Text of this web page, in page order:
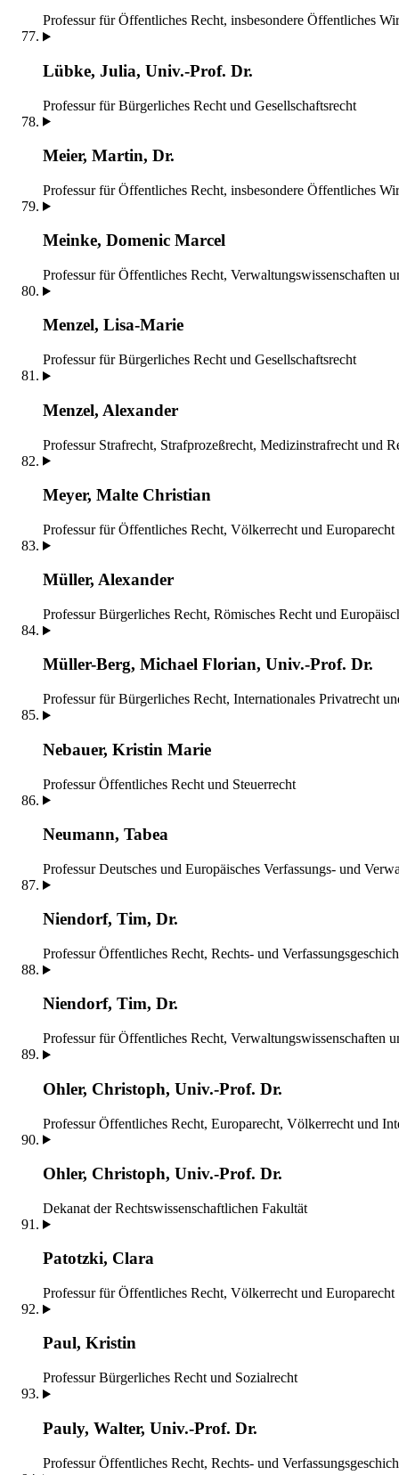
Professur für Öffentliches Recht, insbesondere Öffentliches
Lübke, Julia, Univ.-Prof. Dr.
Professur für Bürgerliches Recht und Gesellschaftsrecht
Meier, Martin, Dr.
Professur für Öffentliches Recht, insbesondere Öffentliches
Meinke, Domenic Marcel
Professur für Öffentliches Recht, Verwaltungswissenschaften
Menzel, Lisa-Marie
Professur für Bürgerliches Recht und Gesellschaftsrecht
Menzel, Alexander
Professur Strafrecht, Strafprozeßrecht, Medizinstrafrecht und
Meyer, Malte Christian
Professur für Öffentliches Recht, Völkerrecht und Europarecht
Müller, Alexander
Professur Bürgerliches Recht, Römisches Recht und
Müller-Berg, Michael Florian, Univ.-Prof. Dr.
Professur für Bürgerliches Recht, Internationales Privatrecht
Nebauer, Kristin Marie
Professur Öffentliches Recht und Steuerrecht
Neumann, Tabea
Professur Deutsches und Europäisches Verfassungs- und
Niendorf, Tim, Dr.
Professur Öffentliches Recht, Rechts- und
Niendorf, Tim, Dr.
Professur für Öffentliches Recht, Verwaltungswissenschaften
Ohler, Christoph, Univ.-Prof. Dr.
Professur Öffentliches Recht, Europarecht, Völkerrecht und
Ohler, Christoph, Univ.-Prof. Dr.
Dekanat der Rechtswissenschaftlichen Fakultät
Patotzki, Clara
Professur für Öffentliches Recht, Völkerrecht und Europarecht
Paul, Kristin
Professur Bürgerliches Recht und Sozialrecht
Pauly, Walter, Univ.-Prof. Dr.
Professur Öffentliches Recht, Rechts- und